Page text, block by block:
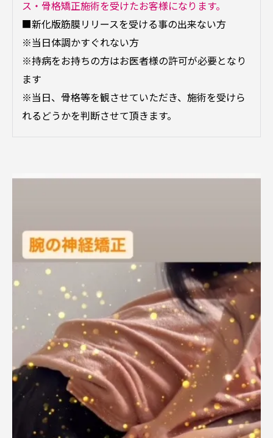
ス・骨格矯正施術を受けたお客様になります。
■新化版筋膜リリースを受ける事の出来ない方
※当日体調かすぐれない方
※持病をお持ちの方はお医者様の許可が必要となり
ます
※当日、骨格等を観させていただき、施術を受けら
れるどうかを判断させて頂きます。